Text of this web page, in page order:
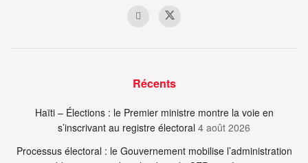
Récents
Haïti – Élections : le Premier ministre montre la voie en
s’inscrivant au registre électoral 4 août 2026
Processus électoral : le Gouvernement mobilise l’administration